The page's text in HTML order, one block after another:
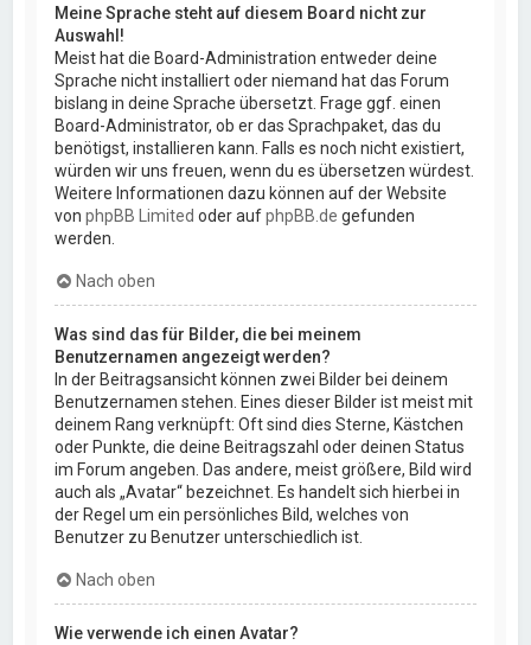
Meine Sprache steht auf diesem Board nicht zur
Auswahl!
Meist hat die Board-Administration entweder deine
Sprache nicht installiert oder niemand hat das Forum
bislang in deine Sprache übersetzt. Frage ggf. einen
Board-Administrator, ob er das Sprachpaket, das du
benötigst, installieren kann. Falls es noch nicht existiert,
würden wir uns freuen, wenn du es übersetzen würdest.
Weitere Informationen dazu können auf der Website
vonphpBB Limited oder aufphpBB.de gefunden
werden.
Nach oben
Was sind das für Bilder, die bei meinem
Benutzernamen angezeigt werden?
In der Beitragsansicht können zwei Bilder bei deinem
Benutzernamen stehen. Eines dieser Bilder ist meist mit
deinem Rang verknüpft: Oft sind dies Sterne, Kästchen
oder Punkte, die deine Beitragszahl oder deinen Status
im Forum angeben. Das andere, meist größere, Bild wird
auch als „Avatar“ bezeichnet. Es handelt sich hierbei in
der Regel um ein persönliches Bild, welches von
Benutzer zu Benutzer unterschiedlich ist.
Nach oben
Wie verwende ich einen Avatar?